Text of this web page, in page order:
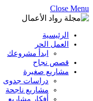
Close Menu
الرئيسية
العمل الحر
ابدأ مشروعك
قصص نجاح
مشاريع صغيرة
دراسات جدوى
مشاريع ناجحة
أفكار مشاريع